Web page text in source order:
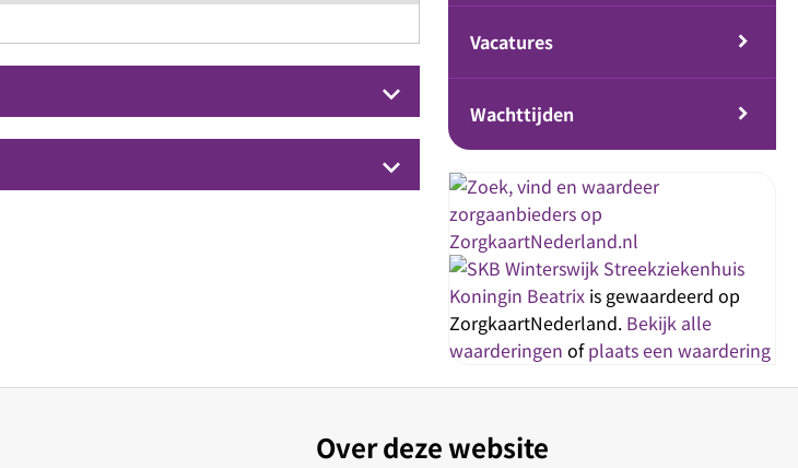
keyboard_arrow_down
keyboard_arrow_down
Vacatures
Wachttijden
Streekziekenhuis
Koningin Beatrix is gewaardeerd op
ZorgkaartNederland. Bekijk alle
waarderingen ofplaats een waardering
Over deze website